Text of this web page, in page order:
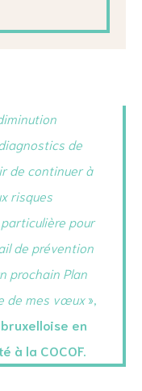
de
de continuer à
risques
pour
de prévention
prochain Plan
de mes vœux»,
en
à la COCOF.